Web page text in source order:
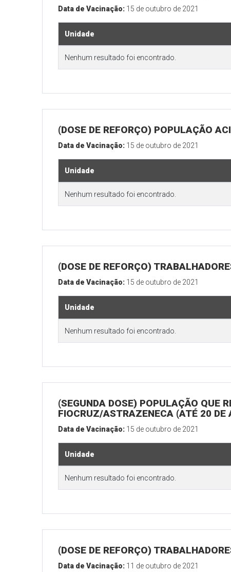
Data de Vacinação: 15 de outubro de 2021
Unidade
Nenhum resultado foi encontrado.
(DOSE DE REFORÇO) POPULAÇÃO
Data de Vacinação: 15 de outubro de 2021
Unidade
Nenhum resultado foi encontrado.
(DOSE DE REFORÇO)
Data de Vacinação: 15 de outubro de 2021
Unidade
Nenhum resultado foi encontrado.
(SEGUNDA DOSE) POPULAÇÃO QUE
FIOCRUZ/ASTRAZENECA (ATÉ 20 DE
Data de Vacinação: 15 de outubro de 2021
Unidade
Nenhum resultado foi encontrado.
(DOSE DE REFORÇO)
Data de Vacinação: 11 de outubro de 2021